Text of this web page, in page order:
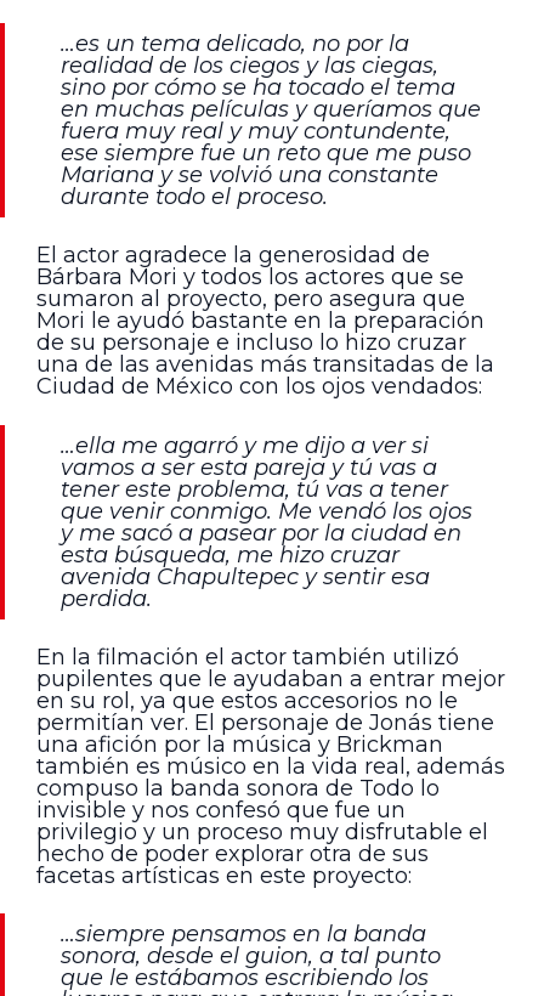
…es un tema delicado, no por la
realidad de los ciegos y las ciegas,
sino por cómo se ha tocado el tema
en muchas películas y queríamos que
fuera muy real y muy contundente,
ese siempre fue un reto que me puso
Mariana y se volvió una constante
durante todo el proceso.
El actor agradece la generosidad de
Bárbara Mori y todos los actores que se
sumaron al proyecto, pero asegura que
Mori le ayudó bastante en la preparación
de su personaje e incluso lo hizo cruzar
una de las avenidas más transitadas de la
Ciudad de México con los ojos vendados:
…ella me agarró y me dijo a ver si
vamos a ser esta pareja y tú vas a
tener este problema, tú vas a tener
que venir conmigo. Me vendó los ojos
y me sacó a pasear por la ciudad en
esta búsqueda, me hizo cruzar
avenida Chapultepec y sentir esa
perdida.
En la filmación el actor también utilizó
pupilentes que le ayudaban a entrar mejor
en su rol, ya que estos accesorios no le
permitían ver. El personaje de Jonás tiene
una afición por la música y Brickman
también es músico en la vida real, además
compuso la banda sonora de Todo lo
invisible y nos confesó que fue un
privilegio y un proceso muy disfrutable el
hecho de poder explorar otra de sus
facetas artísticas en este proyecto:
…siempre pensamos en la banda
sonora, desde el guion, a tal punto
que le estábamos escribiendo los